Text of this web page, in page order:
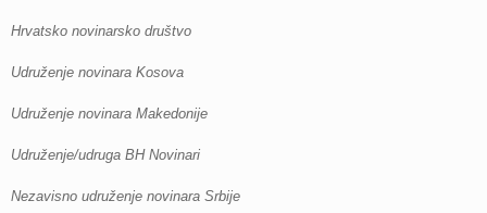
Hrvatsko novinarsko društvo
Udruženje novinara Kosova
Udruženje novinara Makedonije
Udruženje/udruga BH Novinari
Nezavisno udruženje novinara Srbije